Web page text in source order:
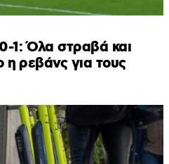
1: Όλα στραβά και
η ρεβάνς για τους